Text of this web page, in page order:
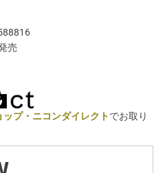
売
プ・ニコンダイレクトでお取り